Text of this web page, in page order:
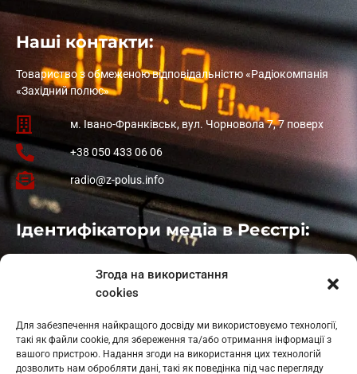
Згода на використання
cookies
Для забезпечення найкращого досвіду ми використовуємо технології,
такі як файли cookie, для збереження та/або отримання інформації з
вашого пристрою. Надання згоди на використання цих технологій
дозволить нам обробляти дані, такі як поведінка під час перегляду
Наші контакти:
Товариство з обмеженою відповідальністю «Радіокомпанія
«Західний полюс»
м. Івано-Франківськ, вул. Чорновола 7, 7 поверх
+38 050 433 06 06
radio@z-polus.info
Ідентифікатори медіа в Реєстрі:
: L11-01410
: L11-01801
Косів: L11-01805
Гарасимів: L11-02274